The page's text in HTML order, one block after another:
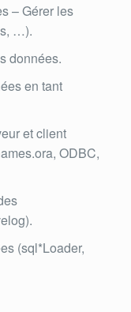
– Gérer les
…).
données.
en tant
et client
ODBC,
(sql*Loader,